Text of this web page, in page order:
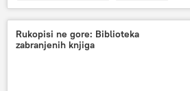
Miroslav Toholj
Rukopisi ne gore: Biblioteka
zabranjenih knjiga